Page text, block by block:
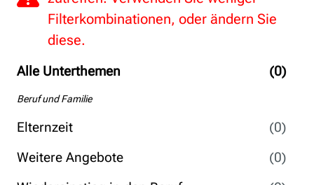
Alle Unterthemen (0)
Beruf und Familie
Elternzeit
(0)
Weitere Angebote
(0)
Filterkombinationen, oder ändern Sie
diese.